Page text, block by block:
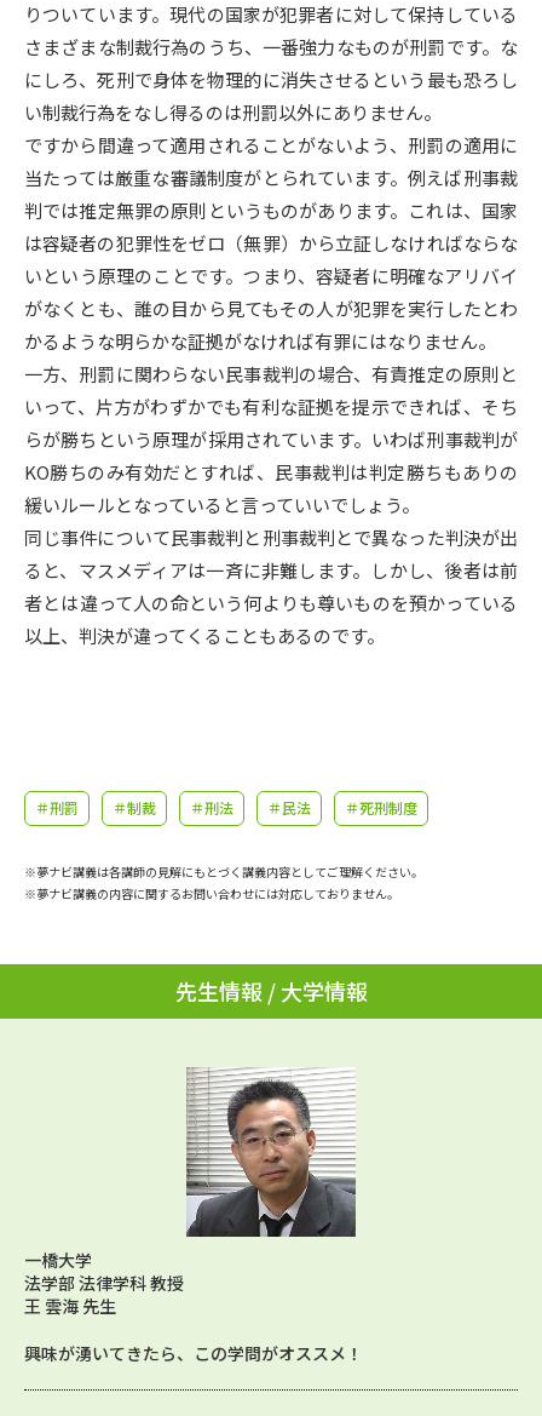
SELFBRAND特集ページ
オープンキャンパスなどを調べる
オープンキャンパス検索 実施プログラムから探す
来場型・Web型イベント特集 夢ナビライブ
受験準備 資料検索
志望校・出願校を調べる
先輩が入学を決めた理由 テレメール全国一斉進学調査
新生活お役立ちガイド
大学で学びたい学問発見
学問のミニ講義「夢ナビ講義」 学問分野解説
ユーザーサポート
大学進学IDについて
受付内容・発送状況の確認
個人情報取扱規定
特定商取引表記
りついています。現代の国家が犯罪者に対して保持している
さまざまな制裁行為のうち、一番強力なものが刑罰です。な
にしろ、死刑で身体を物理的に消失させるという最も恐ろし
い制裁行為をなし得るのは刑罰以外にありません。
ですから間違って適用されることがないよう、刑罰の適用に
当たっては厳重な審議制度がとられています。例えば刑事裁
判では推定無罪の原則というものがあります。これは、国家
は容疑者の犯罪性をゼロ（無罪）から立証しなければならな
いという原理のことです。つまり、容疑者に明確なアリバイ
がなくとも、誰の目から見てもその人が犯罪を実行したとわ
かるような明らかな証拠がなければ有罪にはなりません。
一方、刑罰に関わらない民事裁判の場合、有責推定の原則と
いって、片方がわずかでも有利な証拠を提示できれば、そち
らが勝ちという原理が採用されています。いわば刑事裁判が
KO勝ちのみ有効だとすれば、民事裁判は判定勝ちもありの
緩いルールとなっていると言っていいでしょう。
同じ事件について民事裁判と刑事裁判とで異なった判決が出
ると、マスメディアは一斉に非難します。しかし、後者は前
者とは違って人の命という何よりも尊いものを預かっている
以上、判決が違ってくることもあるのです。
＃刑罰 ＃制裁 ＃刑法 ＃民法 ＃死刑制度
※夢ナビ講義は各講師の見解にもとづく講義内容としてご理解ください。
※夢ナビ講義の内容に関するお問い合わせには対応しておりません。
先生情報 / 大学情報
一橋大学
法学部 法律学科 教授
王 雲海 先生
興味が湧いてきたら、この学問がオススメ！